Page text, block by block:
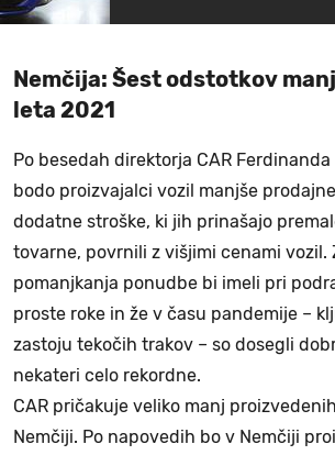
Nemčija: Šest odstotkov
leta 2021
Po besedah direktorja CAR
bodo proizvajalci vozil manjše
dodatne stroške, ki jih prinašajo
tovarne, povrnili z višjimi cenami vozil.
pomanjkanja ponudbe bi imeli pri
proste roke in že v času pandemije –
zastoju tekočih trakov – so dosegli
nekateri celo rekordne.
CAR pričakuje veliko manj
Nemčiji. Po napovedih bo v Nemčiji